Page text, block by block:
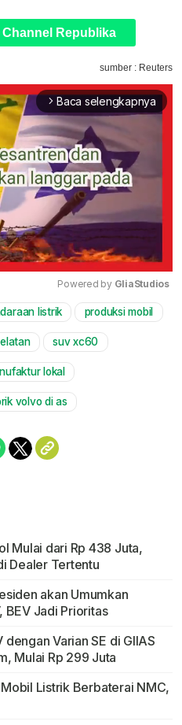
Channel Republika
sumber : Reuters
arrow_forward_ios Baca selengkapnya
Mute
Powered by GliaStudios
listrik produksi mobil
suv xc60
lokal
volvo di as
Mulai dari Rp 438 Juta,
Dealer Tertentu
akan Umumkan
BEV Jadi Prioritas
Varian SE di GIIAS
Mulai Rp 299 Juta
Listrik Berbaterai NMC,